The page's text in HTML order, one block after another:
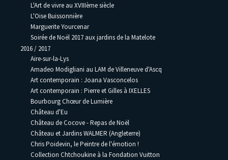
L'Art de vivre au XVIIIème siècle
L'Oise Buissonnière
Marguerite Yourcenar
Soirée de Noël 2017 aux jardins de la Matelote
2016 / 2017
Aire-sur-la-Lys
Amadeo Modigliani au LAM de Villeneuve d'Ascq
Art contemporain : Joana Vasconcelos
Art contemporain : Pierre et Gilles à IXELLES
Bourbourg Chœur de Lumière
Château d'Eu
Château de Cocove - Repas de Noël
Château et Jardins WALMER (Angleterre)
Chris Poidevin, le Peintre de l'émotion !
Collection Chtchoukine à la Fondation Vuitton